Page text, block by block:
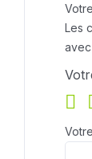
Les
avec